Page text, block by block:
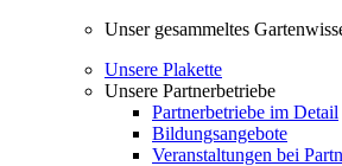
Unser gesammeltes
Unsere Plakette
Unsere Partnerbetriebe
Partnerbetriebe im Detail
Bildungsangebote
Veranstaltungen bei